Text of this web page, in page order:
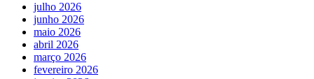
julho 2026
junho 2026
maio 2026
abril 2026
março 2026
fevereiro 2026